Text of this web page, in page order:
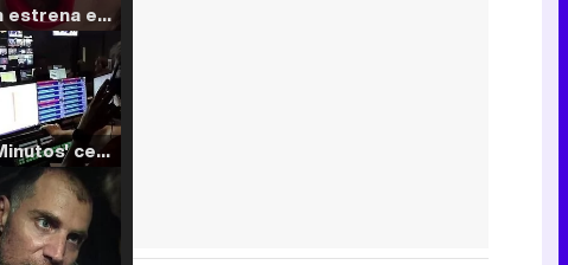
Filmin estrena el tráiler de 'Millennial Mal', su nueva comedia universitaria de la mano de Lorena Iglesias
'120 Minutos' celebra sus 2.000 programas en Telemadrid con un vídeo del día a día en la redacción